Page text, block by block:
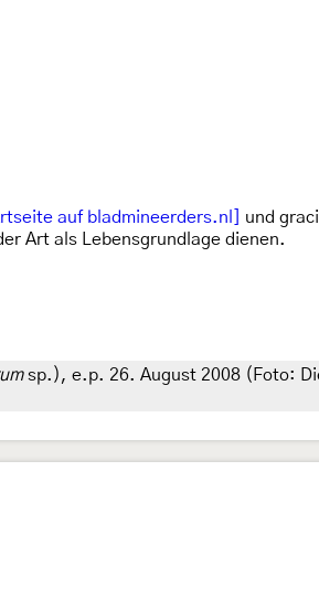
auf bladmineerders.nl]
und
Art als Lebensgrundlage dienen.
sp.), e.p. 26. August 2008 (Foto: